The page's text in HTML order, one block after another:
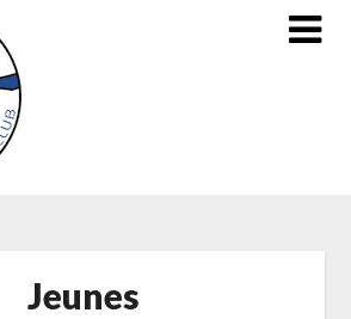
Jeunes